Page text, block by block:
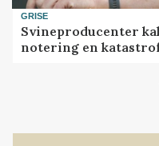
GRISE
Svineproducenter
notering en